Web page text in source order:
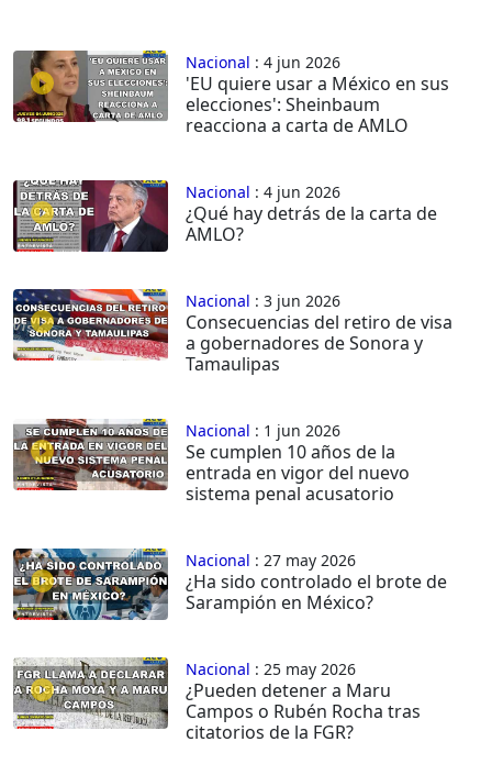
Nacional : 4 jun 2026
'EU quiere usar a México en sus
elecciones': Sheinbaum
reacciona a carta de AMLO
Nacional : 4 jun 2026
¿Qué hay detrás de la carta de
AMLO?
Nacional : 3 jun 2026
Consecuencias del retiro de visa
a gobernadores de Sonora y
Tamaulipas
Nacional : 1 jun 2026
Se cumplen 10 años de la
entrada en vigor del nuevo
sistema penal acusatorio
Nacional : 27 may 2026
¿Ha sido controlado el brote de
Sarampión en México?
Nacional : 25 may 2026
¿Pueden detener a Maru
Campos o Rubén Rocha tras
citatorios de la FGR?